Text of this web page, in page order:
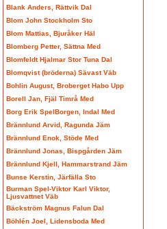
Blank Anders, Rättvik Dal
Blom John Stockholm Sto
Blom Mattias, Bjuråker Häl
Blomberg Petter, Sättna Med
Blomfeldt Hjalmar Stor Tuna Dal
Blomqvist (bröderna) Sävast Väb
Bohlin August, Broberget Habo Upp
Borell Jan, Fjäl Timrå Med
Borg Erik SpelBorgen, Indal Med
Brännlund Arvid, Ragunda Jäm
Brännlund Enok, Stöde Med
Brännlund Jonas, Bispgården Jäm
Brännlund Kjell, Hammarstrand Jäm
Bunse Kerstin, Järfälla Sto
Burman Spel-Viktor Karl Viktor,
Ljusvattnet Väb
Bäckström Magnus Falun Dal
Böhlén Joel, Lidensboda Med